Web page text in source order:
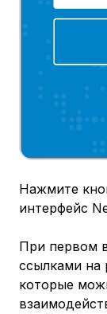
Нажмите
интерфейс
При первом
ссылками на
которые